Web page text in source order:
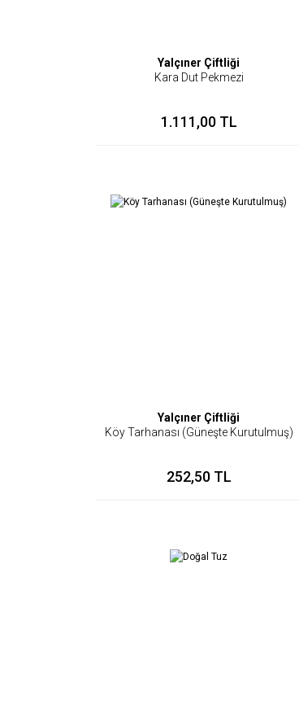
Yalçıner Çiftliği
Kara Dut Pekmezi
1.111,00 TL
Yalçıner Çiftliği
Köy Tarhanası (Güneşte Kurutulmuş)
252,50 TL